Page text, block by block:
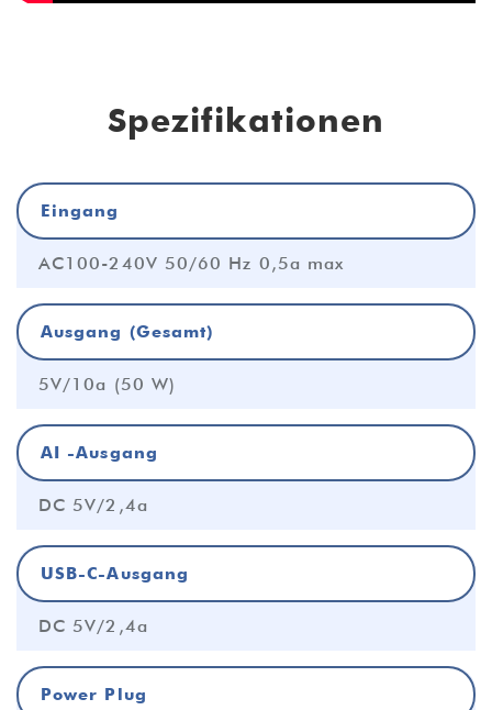
Spezifikationen
Eingang
AC100-240V 50/60 Hz 0,5a max
Ausgang (Gesamt)
5V/10a (50 W)
AI -Ausgang
DC 5V/2,4a
USB-C-Ausgang
DC 5V/2,4a
Power Plug